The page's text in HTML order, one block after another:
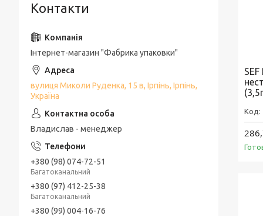
Контакти
Інтернет-магазин "Фабрика упаковки"
вулиця Миколи Руденка, 15 в, Ірпінь, Ірпінь,
Україна
Владислав - менеджер
+380 (98) 074-72-51
Багатоканальний
+380 (97) 412-25-38
Багатоканальний
+380 (99) 004-16-76